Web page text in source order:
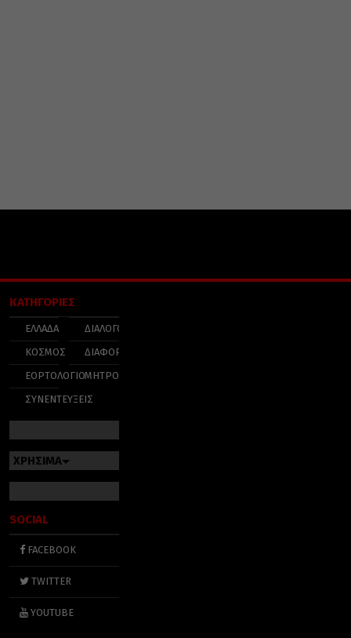
ΚΑΤΗΓΟΡΙΕΣ
ΕΛΛΑΔΑ
ΚΟΣΜΟΣ
ΕΟΡΤΟΛΟΓΙΟ
ΣΥΝΕΝΤΕΥΞΕΙΣ
ΔΙΑΛΟΓΟΣ
ΔΙΑΦΟΡΑ
ΜΗΤΡΟΠΟΛΕΙΣ
ΧΡΗΣΙΜΑ
SOCIAL
FACEBOOK
TWITTER
YOUTUBE